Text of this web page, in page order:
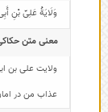
وَلَایَةُ عَلِیِّ بْنِ
معنی متن
ولايت على بن
عذاب من در